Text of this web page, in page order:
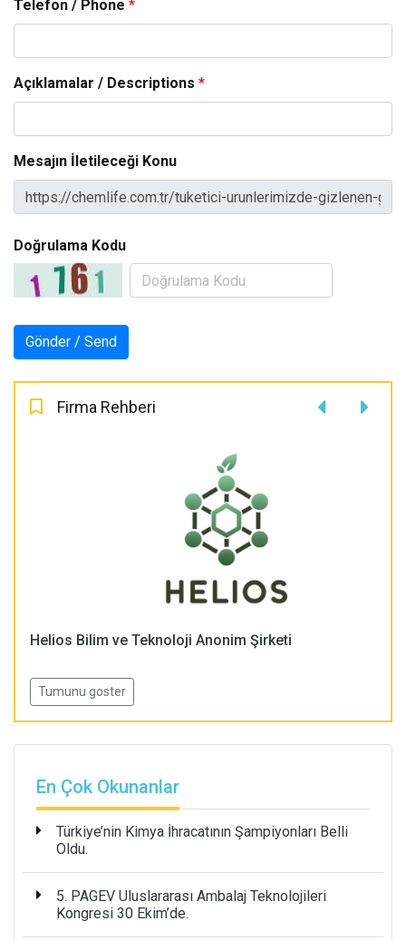
Telefon / Phone *
Açıklamalar / Descriptions *
Mesajın İletileceği Konu
Doğrulama Kodu
Firma Rehberi
Helios Bilim ve Teknoloji Anonim Şirketi
Tumunu goster
En Çok Okunanlar
Türkiye’nin Kimya İhracatının Şampiyonları Belli
Oldu.
5. PAGEV Uluslararası Ambalaj Teknolojileri
Kongresi 30 Ekim’de.